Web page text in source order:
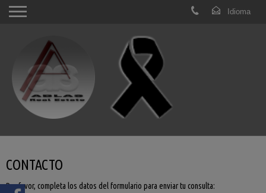
CONTACTO
Por favor, completa los datos del formulario para enviar tu consulta: